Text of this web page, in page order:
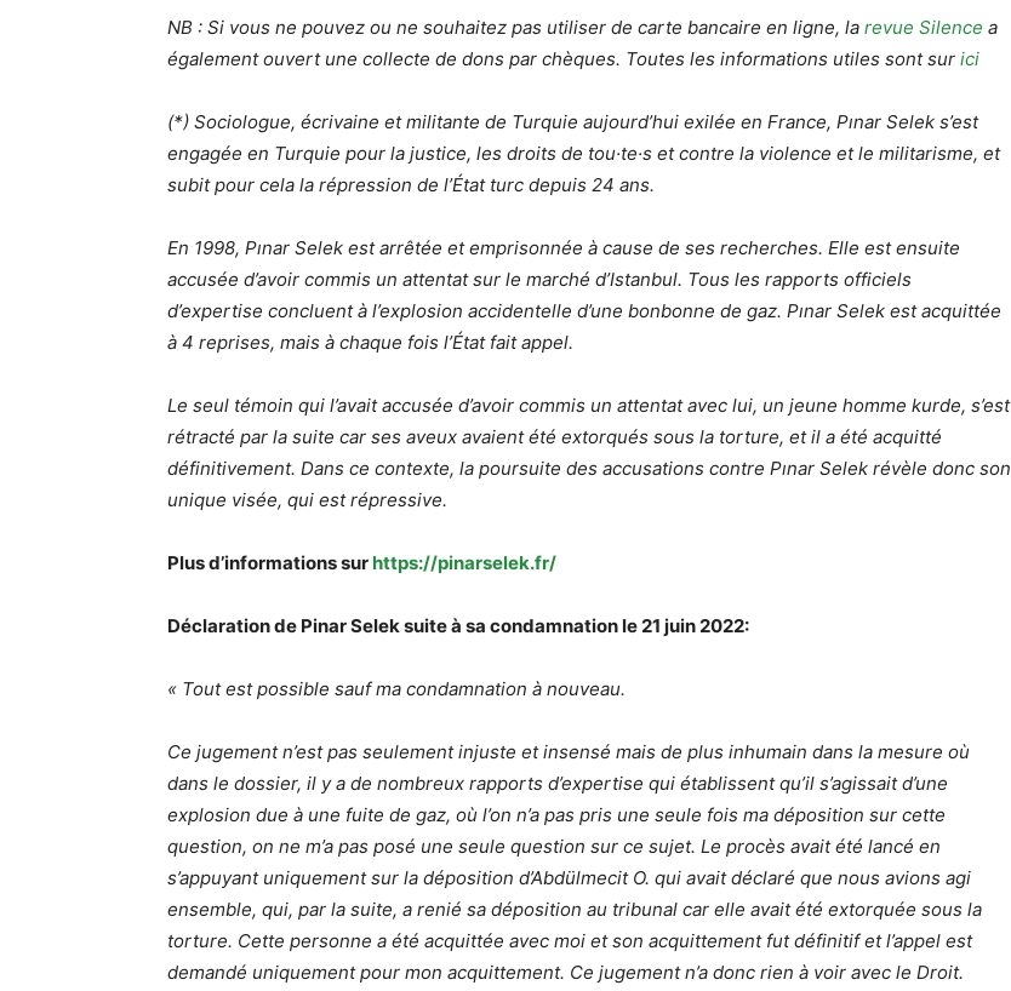
NB : Si vous ne pouvez ou ne souhaitez pas utiliser de carte bancaire en ligne, la revue Silence a
également ouvert une collecte de dons par chèques. Toutes les informations utiles sont sur ici
(*) Sociologue, écrivaine et militante de Turquie aujourd’hui exilée en France, Pınar Selek s’est
engagée en Turquie pour la justice, les droits de tou·te·s et contre la violence et le militarisme, et
subit pour cela la répression de l’État turc depuis 24 ans.
En 1998, Pınar Selek est arrêtée et emprisonnée à cause de ses recherches. Elle est ensuite
accusée d’avoir commis un attentat sur le marché d’Istanbul. Tous les rapports officiels
d’expertise concluent à l’explosion accidentelle d’une bonbonne de gaz. Pınar Selek est acquittée
à 4 reprises, mais à chaque fois l’État fait appel.
Le seul témoin qui l’avait accusée d’avoir commis un attentat avec lui, un jeune homme kurde, s’est
rétracté par la suite car ses aveux avaient été extorqués sous la torture, et il a été acquitté
définitivement. Dans ce contexte, la poursuite des accusations contre Pınar Selek révèle donc son
unique visée, qui est répressive.
Plus d’informations sur https://pinarselek.fr/
Déclaration de Pinar Selek suite à sa condamnation le 21 juin 2022:
« Tout est possible sauf ma condamnation à nouveau.
Ce jugement n’est pas seulement injuste et insensé mais de plus inhumain dans la mesure où
dans le dossier, il y a de nombreux rapports d’expertise qui établissent qu’il s’agissait d’une
explosion due à une fuite de gaz, où l’on n’a pas pris une seule fois ma déposition sur cette
question, on ne m’a pas posé une seule question sur ce sujet. Le procès avait été lancé en
s’appuyant uniquement sur la déposition d’Abdülmecit O. qui avait déclaré que nous avions agi
ensemble, qui, par la suite, a renié sa déposition au tribunal car elle avait été extorquée sous la
torture. Cette personne a été acquittée avec moi et son acquittement fut définitif et l’appel est
demandé uniquement pour mon acquittement. Ce jugement n’a donc rien à voir avec le Droit.